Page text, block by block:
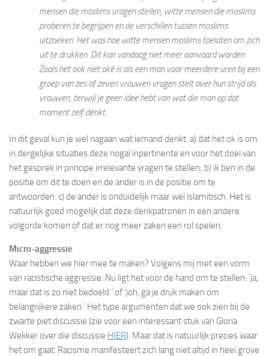
mensen die moslims vragen stellen, witte mensen die moslims
proberen te begrijpen en de verschillen tussen moslims
uitzoeken. Het was hoe witte mensen moslims toelaten om zich
uit te drukken. Dit kan vandaag niet meer aanvaard worden.
Zoals het ook niet oké is als een man voor meerdere uren bij een
groep van zes of zeven vrouwen vragen stelt over hun strijd als
vrouwen, terwijl je geen idee hebt van wat die man op dat
moment zelf denkt.
In dit geval kun je wel nagaan wat iemand denkt: a) dat het ok is om
in dergelijke situaties deze nogal inpertinente en voor het doel van
het gesprek in principe irrelevante vragen te stellen; b) ik ben in de
positie om dit te doen en de ander is in de positie om te
antwoorden. c) de ander is onduidelijk maar wel islamitisch. Het is
natuurlijk goed mogelijk dat deze denkpatronen in een andere
volgorde komen of dat er nog meer zaken een rol spelen.
Micro-aggressie
Waar hebben we hier mee te maken? Volgens mij met een vorm
van racistische aggressie. Nu ligt het voor de hand om te stellen: ‘ja,
maar dat is zo niet bedoeld.’ of ‘joh, ga je druk maken om
belangrijkere zaken.’ Het type argumenten dat we ook zien bij de
zwarte piet discussie (zie voor een interessant stuk van Gloria
Wekker over die discussie HIER). Maar dat is natuurlijk precies waar
het om gaat. Racisme manifesteert zich lang niet altijd in heel grove